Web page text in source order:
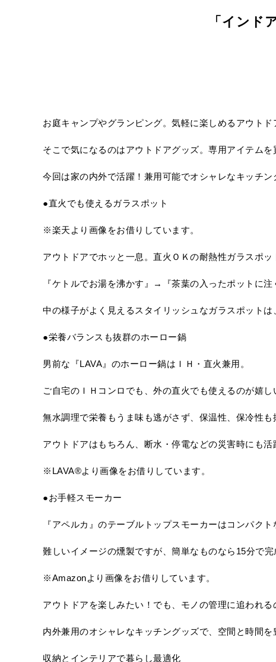
「インド
お庭キャンプやグランピング。気軽に楽しめるアウト
そこで気になるのはアウトドアグッズ。専用アイテム
今回は家の内外で活躍！兼用可能でオシャレなキッチン
●直火でも使えるガラスポット
※楽天より画像をお借りしています。
アウトドアでホッと一息。直火ＯＫの耐熱性ガラスポ
『ケトルでお湯を沸かす』→『茶葉の入ったポットに注
中の様子がよく見えるスタイリッシュなガラスポット
●栄養バランスも抜群のホーロー鍋
男前な『LAVA』のホーロー鍋はＩＨ・直火兼用。
ご自宅のＩＨコンロでも、外の直火でも使えるのが嬉し
無水調理で栄養もうま味も逃がさず、保温性、保冷性も
アウトドアはもちろん、断水・停電などの災害時にも活
※LAVA®️より画像をお借りしています。
●お手軽スモーカー
『アペルカ』のテーブルトップスモーカーはコンパク
難しいイメージの燻製ですが、簡単なものなら15分で
※Amazonより画像をお借りしています。
アウトドアを楽しみたい！でも、モノの管理に追われる
内外兼用のオシャレなキッチングッズで、空間と時間
収納とインテリアで暮らし最適化